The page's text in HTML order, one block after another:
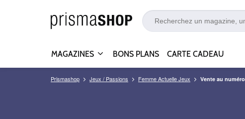
MAGAZINES BONS PLANS CARTE CADEAU
Prismashop Jeux / Passions Femme Actuelle Jeux Vente au